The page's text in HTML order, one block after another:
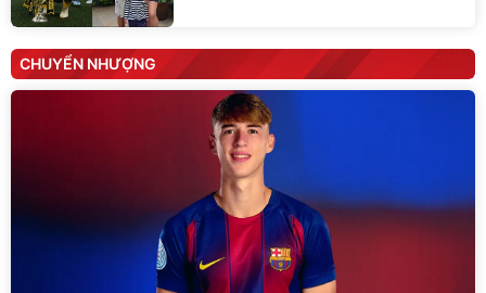
CHUYỂN NHƯỢNG